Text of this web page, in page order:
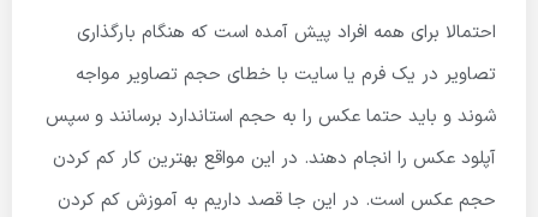
احتمالا برای همه افراد پیش آمده است که هنگام بارگذاری
تصاویر در یک فرم یا سایت با خطای حجم تصاویر مواجه
شوند و باید حتما عکس را به حجم استاندارد برسانند و سپس
آپلود عکس را انجام دهند. در این مواقع بهترین کار کم کردن
حجم عکس است. در این جا قصد داریم به آموزش کم کردن